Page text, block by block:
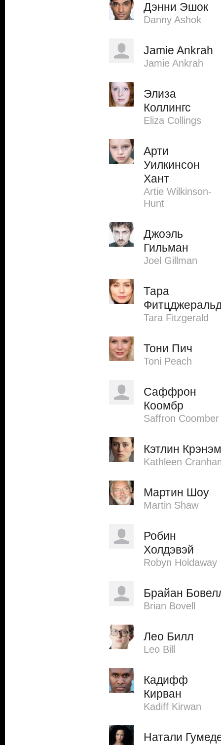
Дэнни Эшок
Danny Ashok
Jamie Ankrah
Jamie Ankrah
Элиза
Коллингс
Eliza Collings
Арти
Уилкинсон
Хант
Artie Wilkinson-
Hunt
Джоэль
Гильман
Joel Gillman
Тара
Tara Fitzgerald
Тони Пич
Toni Peach
Саффрон
Коомбр
Saffron Coomber
Кэтлин Крэнэм
Kathleen
Мартин Шоу
Martin Shaw
Робин
Холдэвэй
Robyn Holdaway
Брайан
Brian Bovell
Лео Билл
Leo Bill
Кадифф
Кирван
Kadiff Kirwan
Натали